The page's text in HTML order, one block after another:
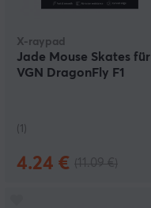
X-raypad
Jade Mouse Skates für
VGN DragonFly F1
(1)
4.24 €